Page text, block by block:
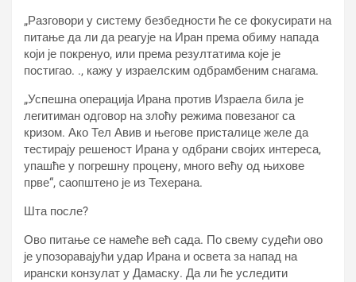
„Разговори у систему безбедности ће се фокусирати на
питање да ли да реагује на Иран према обиму напада
који је покренуо, или према резултатима које је
постигао. ., кажу у израелским одбрамбеним снагама.
„Успешна операција Ирана против Израела била је
легитиман одговор на злоћу режима повезаног са
кризом. Ако Тел Авив и његове присталице желе да
тестирају решеност Ирана у одбрани својих интереса,
упашће у погрешну процену, много већу од њихове
прве“, саопштено је из Техерана.
Шта после?
Ово питање се намеће већ сада. По свему судећи ово
је упозоравајући удар Ирана и освета за напад на
ирански конзулат у Дамаску. Да ли ће уследити